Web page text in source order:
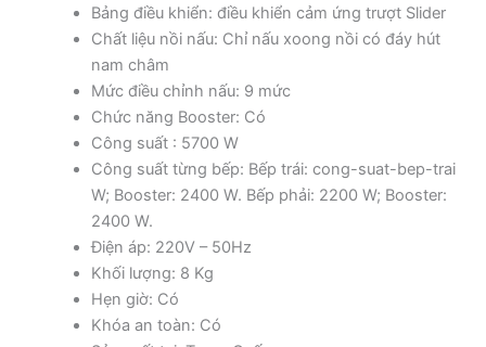
Bảng điều khiển: điều khiển cảm ứng trượt Slider
Chất liệu nồi nấu: Chỉ nấu xoong nồi có đáy hút
nam châm
Mức điều chỉnh nấu: 9 mức
Chức năng Booster: Có
Công suất : 5700 W
Công suất từng bếp: Bếp trái: cong-suat-bep-trai
W; Booster: 2400 W. Bếp phải: 2200 W; Booster:
2400 W.
Điện áp: 220V – 50Hz
Khối lượng: 8 Kg
Hẹn giờ: Có
Khóa an toàn: Có